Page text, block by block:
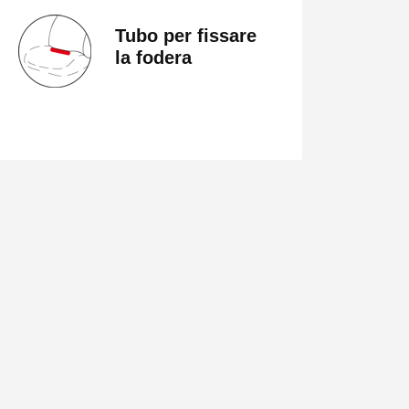
Tubo per fissare
la fodera